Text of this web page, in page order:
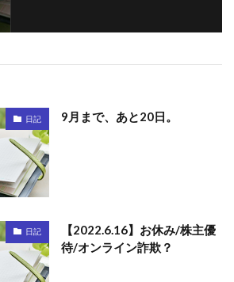
日記 9月まで、あと20日。
日記
【2022.6.16】お休み/株主優
待/オンライン詐欺？